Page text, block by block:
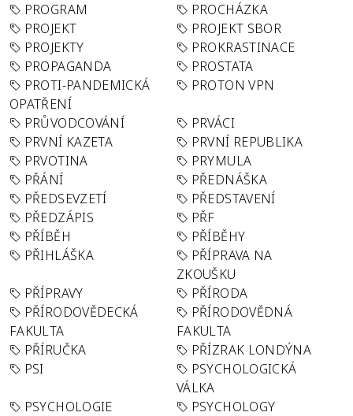
PROGRAM
PROCHÁZKA
PROJEKT
PROJEKT SBOR
PROJEKTY
PROKRASTINACE
PROPAGANDA
PROSTATA
PROTI-PANDEMICKÁ
OPATŘENÍ
PROTON VPN
PRŮVODCOVÁNÍ
PRVÁCI
PRVNÍ KAZETA
PRVNÍ REPUBLIKA
PRVOTINA
PRYMULA
PŘÁNÍ
PŘEDNÁŠKA
PŘEDSEVZETÍ
PŘEDSTAVENÍ
PŘEDZÁPIS
PŘF
PŘÍBĚH
PŘÍBĚHY
PŘIHLÁŠKA
PŘÍPRAVA NA
ZKOUŠKU
PŘÍPRAVY
PŘÍRODA
PŘÍRODOVĚDECKÁ
FAKULTA
PŘÍRODOVĚDNÁ
FAKULTA
PŘÍRUČKA
PŘÍZRAK LONDÝNA
PSI
PSYCHOLOGICKÁ
VÁLKA
PSYCHOLOGIE
PSYCHOLOGY